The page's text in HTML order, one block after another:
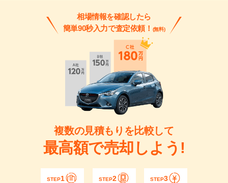
相場情報を確認したら
簡単90秒入力で査定依頼！ (無料)
複数の見積もりを比較して
最高額で売却しよう!
STEP1 STEP2 STEP3